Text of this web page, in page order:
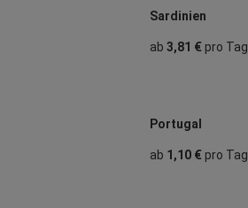
Sardinien
ab 3,81 €pro Tag
Portugal
ab 1,10 €pro Tag